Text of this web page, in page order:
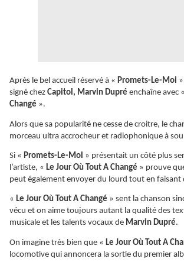
Après le bel accueil réservé à « Promets-Le-Moi
signé chez Capitol, Marvin Dupré enchaîne avec «
Changé ».
Alors que sa popularité ne cesse de croitre, le
morceau ultra accrocheur et radiophonique à
Si « Promets-Le-Moi » présentait un côté plus
l’artiste, « Le Jour Où Tout A Changé » prouve
peut également envoyer du lourd tout en faisant
« Le Jour Où Tout A Changé » sent la chanson
vécu et on aime toujours autant la qualité des
musicale et les talents vocaux de Marvin Dupré.
On imagine très bien que « Le Jour Où Tout A
locomotive qui annoncera la sortie du premier